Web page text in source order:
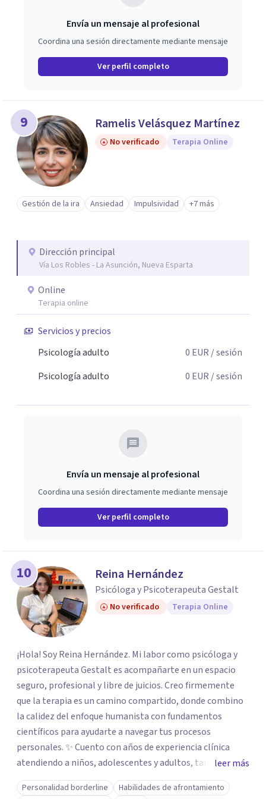
Envía un mensaje al profesional
Coordina una sesión directamente mediante mensaje
Ver perfil completo
9 Ramelis Velásquez Martínez
No verificado Terapia Online
Gestión de la ira Ansiedad Impulsividad +7 más
Dirección principal
Vía Los Robles - La Asunción, Nueva Esparta
Online
Terapia online
Servicios y precios
Psicología adulto
0 EUR / sesión
Psicología adulto
0 EUR / sesión
Envía un mensaje al profesional
Coordina una sesión directamente mediante mensaje
Ver perfil completo
10 Reina Hernández
Psicóloga y Psicoterapeuta Gestalt
No verificado Terapia Online
¡Hola! Soy Reina Hernández. Mi labor como psicóloga y
psicoterapeuta Gestalt es acompañarte en un espacio
seguro, profesional y libre de juicios. Creo firmemente
que la terapia es un camino compartido, donde combino
la calidez del enfoque humanista con fundamentos
científicos para ayudarte a navegar tus procesos
personales. ✨ Cuento con años de experiencia clínica
atendiendo a niños, adolescentes y adultos, tanto en mi
consultorio privado como en entornos especializados. Me
especializo en el abordaje de traumas, trastornos del
leer más
Personalidad borderline
Habilidades de afrontamiento